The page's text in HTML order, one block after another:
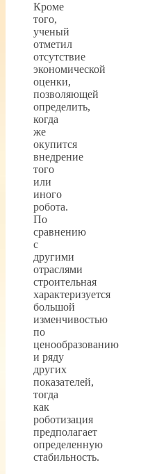
Кроме
того,
ученый
отметил
отсутствие
экономической
оценки,
позволяющей
определить,
когда
же
окупится
внедрение
того
или
иного
робота.
По
сравнению
с
другими
отраслями
строительная
характеризуется
большой
изменчивостью
по
ценообразованию
и ряду
других
показателей,
тогда
как
роботизация
предполагает
определенную
стабильность.